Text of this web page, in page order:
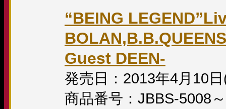
“BEING
Guest DEEN-
発売日：2013年4月10
商品番号：JBBS-5008